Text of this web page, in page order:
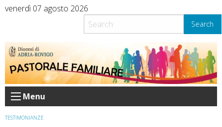
Skipvenerdì 07 agosto 2026
Search
Menu
TESTIMONIANZE